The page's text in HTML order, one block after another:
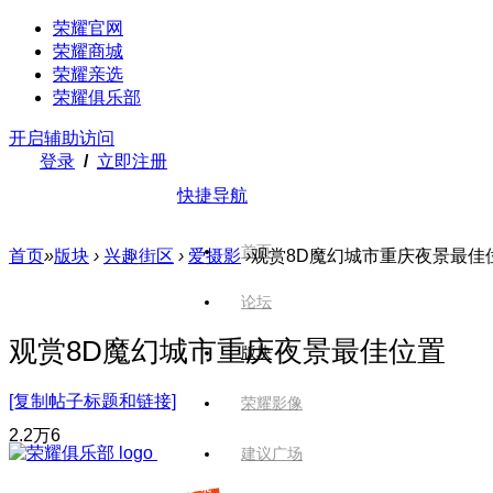
荣耀官网
荣耀商城
荣耀亲选
荣耀俱乐部
开启辅助访问
登录 / 立即注册
快捷导航
首页
论坛
版块
荣耀影像
建议广场
首页»版块 › 兴趣街区 › 爱摄影 ›观赏8D魔幻城市重庆夜景最佳
观赏8D魔幻城市重庆夜景最佳位置
[复制帖子标题和链接]
2.2万6